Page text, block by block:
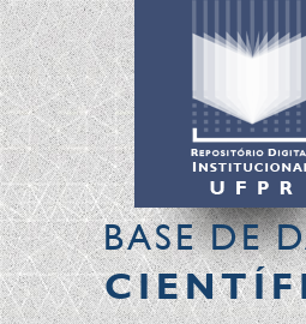
BASE DE